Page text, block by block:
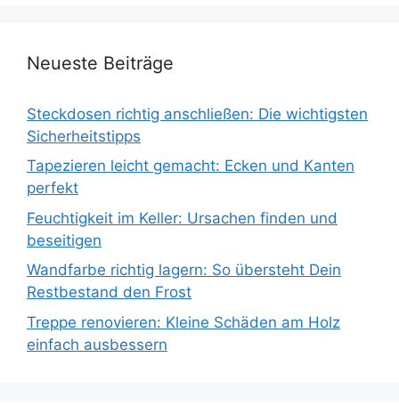
Neueste Beiträge
Steckdosen richtig anschließen: Die wichtigsten
Sicherheitstipps
Tapezieren leicht gemacht: Ecken und Kanten
perfekt
Feuchtigkeit im Keller: Ursachen finden und
beseitigen
Wandfarbe richtig lagern: So übersteht Dein
Restbestand den Frost
Treppe renovieren: Kleine Schäden am Holz
einfach ausbessern